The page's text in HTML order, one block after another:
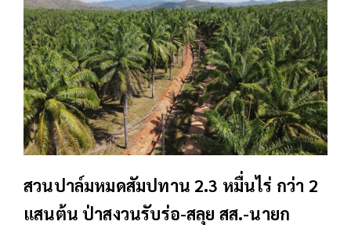
สวนปาล์มหมดสัมปทาน 2.3 หมื่นไร่ กว่า 2
แสนต้น ป่าสงวนรับร่อ-สลุย สส.-นายก